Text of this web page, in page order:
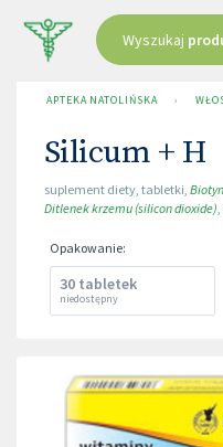
Wyszukaj
APTEKA NATOLIŃSKA ›
Silicum + H
suplement diety, tabletki,
Ditlenek krzemu (silicon dioxide),
Opakowanie:
30 tabletek
niedostępny